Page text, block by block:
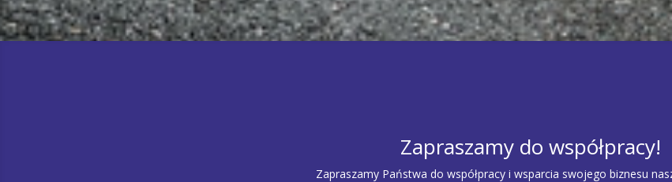
Zapraszamy do współpracy!
Zapraszamy Państwa do współpracy i wsparcia swojego biznesu